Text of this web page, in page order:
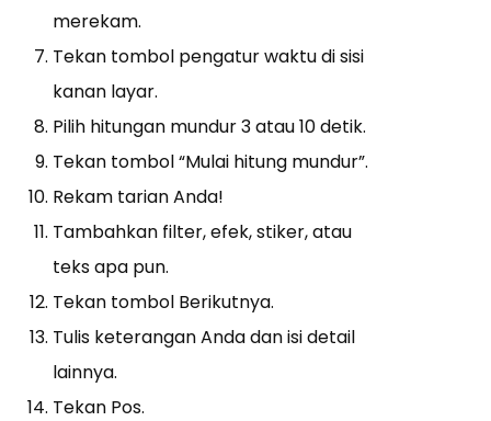
merekam.
Tekan tombol pengatur waktu di sisi
kanan layar.
Pilih hitungan mundur 3 atau 10 detik.
Tekan tombol “Mulai hitung mundur”.
Rekam tarian Anda!
Tambahkan filter, efek, stiker, atau
teks apa pun.
Tekan tombol Berikutnya.
Tulis keterangan Anda dan isi detail
lainnya.
Tekan Pos.